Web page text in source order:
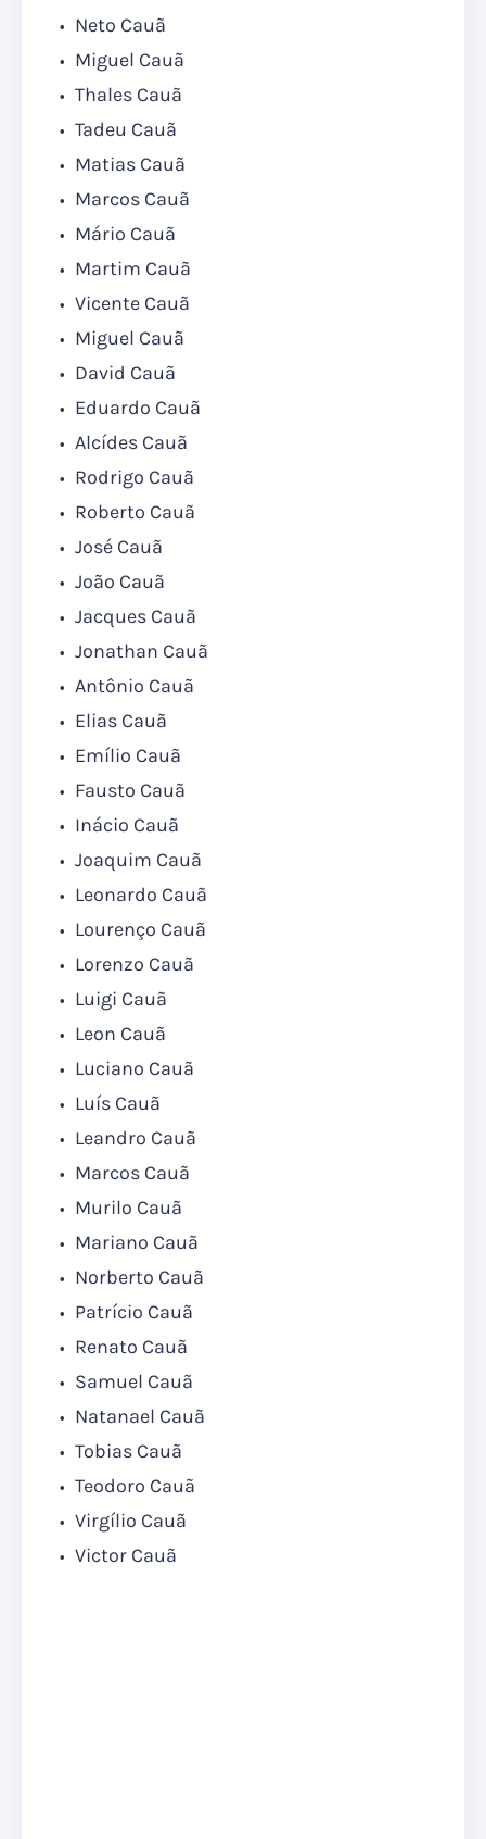
Neto Cauã
Miguel Cauã
Thales Cauã
Tadeu Cauã
Matias Cauã
Marcos Cauã
Mário Cauã
Martim Cauã
Vicente Cauã
Miguel Cauã
David Cauã
Eduardo Cauã
Alcídes Cauã
Rodrigo Cauã
Roberto Cauã
José Cauã
João Cauã
Jacques Cauã
Jonathan Cauã
Antônio Cauã
Elias Cauã
Emílio Cauã
Fausto Cauã
Inácio Cauã
Joaquim Cauã
Leonardo Cauã
Lourenço Cauã
Lorenzo Cauã
Luigi Cauã
Leon Cauã
Luciano Cauã
Luís Cauã
Leandro Cauã
Marcos Cauã
Murilo Cauã
Mariano Cauã
Norberto Cauã
Patrício Cauã
Renato Cauã
Samuel Cauã
Natanael Cauã
Tobias Cauã
Teodoro Cauã
Virgílio Cauã
Victor Cauã